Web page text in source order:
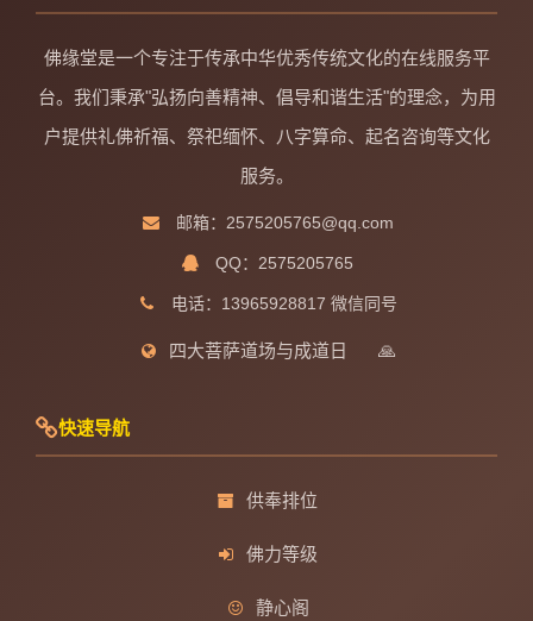
佛缘堂是一个专注于传承中华优秀传统文化的在线服务平
台。我们秉承"弘扬向善精神、倡导和谐生活"的理念，为用
户提供礼佛祈福、祭祀缅怀、八字算命、起名咨询等文化
服务。
邮箱：2575205765@qq.com
QQ：2575205765
电话：13965928817 微信同号
四大菩萨道场与成道日 🙏
快速导航
供奉排位
佛力等级
静心阁